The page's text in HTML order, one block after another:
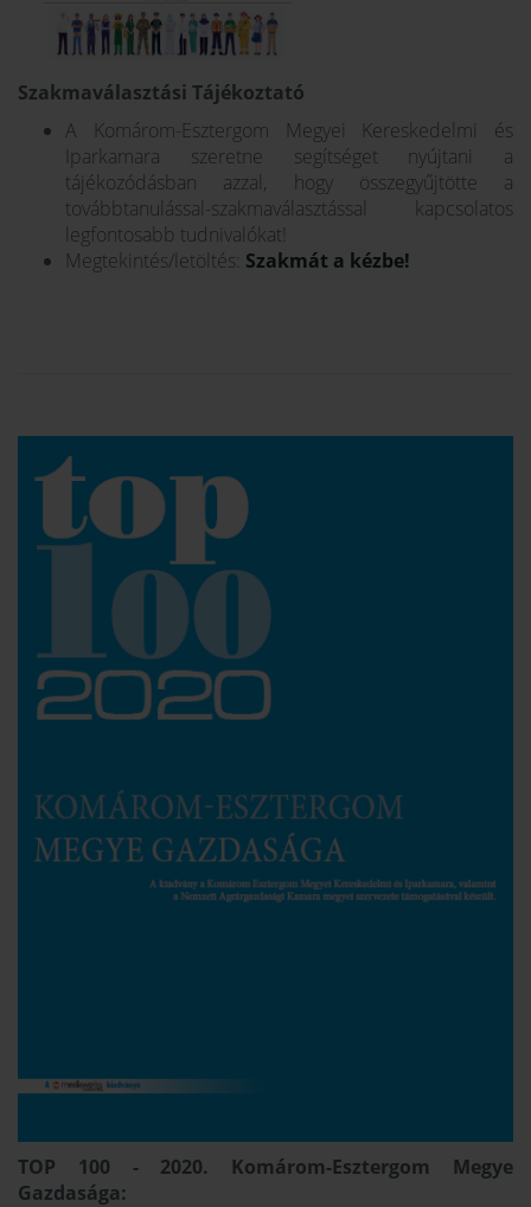
Szakmaválasztási Tájékoztató
A Komárom-Esztergom Megyei Kereskedelmi és
Iparkamara szeretne segítséget nyújtani a
tájékozódásban azzal, hogy összegyűjtötte a
továbbtanulással-szakmaválasztással kapcsolatos
legfontosabb tudnivalókat!
Megtekintés/letöltés: Szakmát a kézbe!
TOP 100 - 2020. Komárom-Esztergom Megye
Gazdasága: